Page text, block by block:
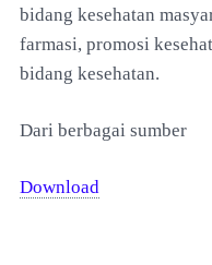
bidang kesehatan
farmasi, promosi
bidang kesehatan.
Dari berbagai sumber
Download